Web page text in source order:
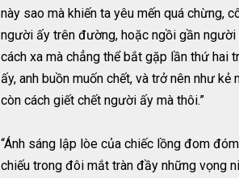
này sao mà khiến ta yêu mến quá chừng,
người ấy trên đường, hoặc ngồi gần
cách xa mà chẳng thể bắt gặp lần thứ hai
ấy, anh buồn muốn chết, và trở nên như
còn cách giết chết người ấy mà thôi.”
“Ánh sáng lập lòe của chiếc lồng đom
chiếu trong đôi mắt tràn đầy những vọng